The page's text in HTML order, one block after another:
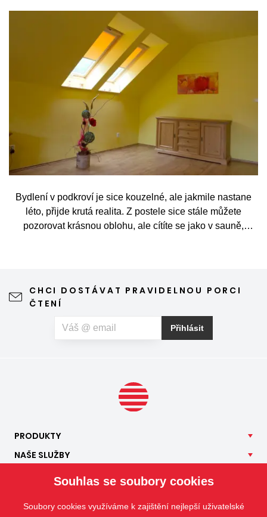
Bydlení v podkroví je sice kouzelné, ale jakmile nastane
léto, přijde krutá realita. Z postele sice stále můžete
pozorovat krásnou oblohu, ale cítíte se jako v sauně,
CHCI DOSTÁVAT PRAVIDELNOU PORCI
ČTENÍ
Přihlásit
PRODUKTY
NAŠE SLUŽBY
KONTAKT
Souhlas se soubory cookies
Soubory cookies využíváme k zajištění nejlepší uživatelské